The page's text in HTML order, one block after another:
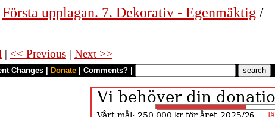
Första upplagan. 7. Dekorativ - Egenmäktig /
| << Previous | Next >>
Changes Donate Comments?